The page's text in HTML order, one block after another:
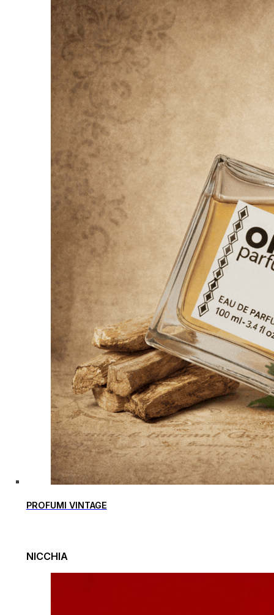
PROFUMI VINTAGE
NICCHIA